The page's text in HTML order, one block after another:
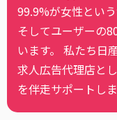
99.9%が女性とい
そしてユーザーの
います。 私たち日
求人広告代理店と
を伴走サポートしま